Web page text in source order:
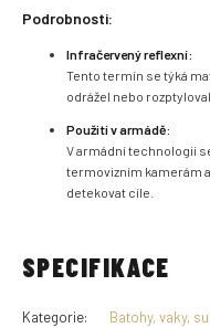
Podrobnosti:
Infračervený reflexní:
Tento termín se týká
odrážel nebo
Použití v armádě:
V armádní technologii
termovizním kamerám
detekovat cíle.
SPECIFIKACE
Kategorie:
Batohy, vaky,